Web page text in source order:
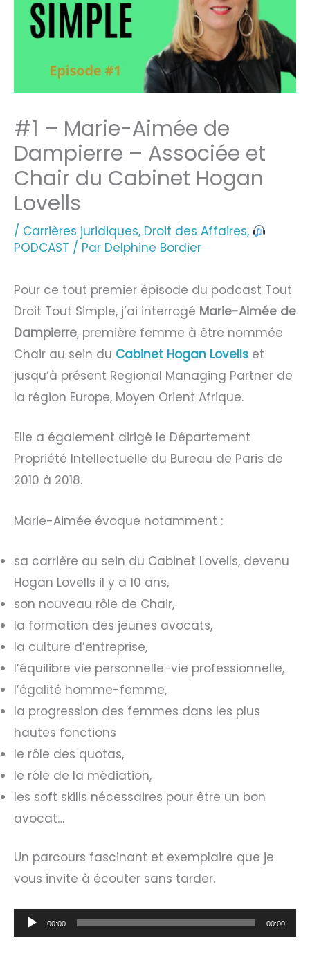
#1 – Marie-Aimée de
Dampierre – Associée et
Chair du Cabinet Hogan
Lovells
/ Carrières juridiques, Droit des Affaires,
PODCAST / Par Delphine Bordier
Pour ce tout premier épisode du podcast Tout
Droit Tout Simple, j’ai interrogé Marie-Aimée de
Dampierre, première femme à être nommée
Chair au sein du Cabinet Hogan Lovells et
jusqu’à présent Regional Managing Partner de
la région Europe, Moyen Orient Afrique.
Elle a également dirigé le Département
Propriété Intellectuelle du Bureau de Paris de
2010 à 2018.
Marie-Aimée évoque notamment :
sa carrière au sein du Cabinet Lovells, devenu
Hogan Lovells il y a 10 ans,
son nouveau rôle de Chair,
la formation des jeunes avocats,
la culture d’entreprise,
l’équilibre vie personnelle-vie professionnelle,
l’égalité homme-femme,
la progression des femmes dans les plus
hautes fonctions
le rôle des quotas,
le rôle de la médiation,
les soft skills nécessaires pour être un bon
avocat…
Un parcours fascinant et exemplaire que je
vous invite à écouter sans tarder.
Lecteur
audio
00:00 00:00